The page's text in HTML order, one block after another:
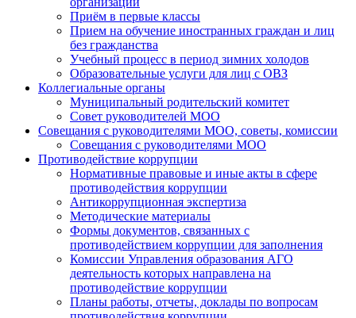
Приём в первые классы
Прием на обучение иностранных граждан и лиц
без гражданства
Учебный процесс в период зимних холодов
Образовательные услуги для лиц с ОВЗ
Коллегиальные органы
Муниципальный родительский комитет
Совет руководителей МОО
Совещания с руководителями МОО, советы, комиссии
Совещания с руководителями МОО
Противодействие коррупции
Нормативные правовые и иные акты в сфере
противодействия коррупции
Антикоррупционная экспертиза
Методические материалы
Формы документов, связанных с
противодействием коррупции для заполнения
Комиссии Управления образования АГО
деятельность которых направлена на
противодействие коррупции
Планы работы, отчеты, доклады по вопросам